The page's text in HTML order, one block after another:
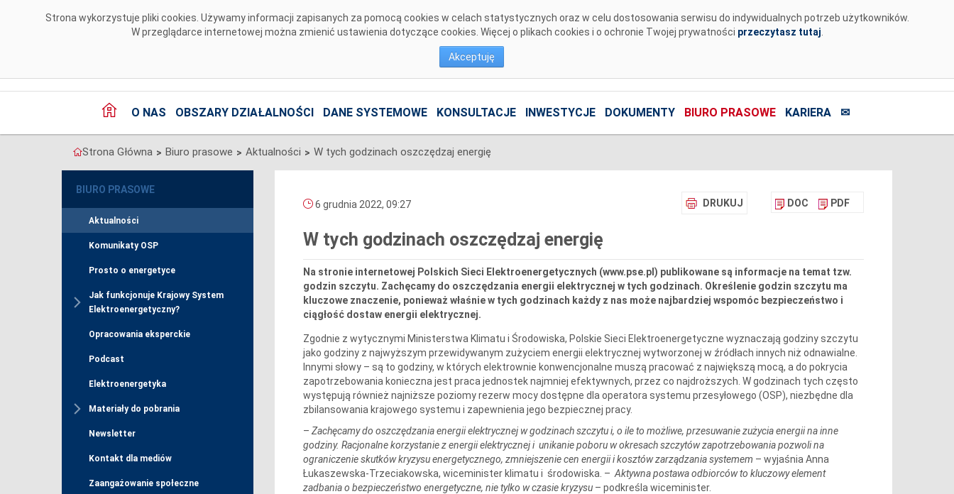
Strona wykorzystuje pliki cookies. Używamy informacji zapisanych za pomocą cookies w celach statystycznych oraz w celu dostosowania serwisu do indywidualnych potrzeb użytkowników.
W przeglądarce internetowej można zmienić ustawienia dotyczące cookies. Więcej o plikach cookies i o ochronie Twojej prywatności przeczytasz tutaj
Akceptuję
O NAS OBSZARY DZIAŁALNOŚCI DANE SYSTEMOWE KONSULTACJE INWESTYCJE DOKUMENTY BIURO PRASOWE KARIERA ✉
Strona Główna > Biuro prasowe > Aktualności > W tych godzinach oszczędzaj energię
BIURO PRASOWE
Aktualności
Komunikaty OSP
Prosto o energetyce
Jak funkcjonuje Krajowy System
Elektroenergetyczny?
Opracowania eksperckie
Podcast
Elektroenergetyka
Materiały do pobrania
Newsletter
Kontakt dla mediów
Zaangażowanie społeczne
DRUKUJ DOC PDF
6 grudnia 2022, 09:27
W tych godzinach oszczędzaj energię
Na stronie internetowej Polskich Sieci Elektroenergetycznych (www.pse.pl) publikowane są informacje na temat tzw.
godzin szczytu. Zachęcamy do oszczędzania energii elektrycznej w tych godzinach. Określenie godzin szczytu ma
kluczowe znaczenie, ponieważ właśnie w tych godzinach każdy z nas może najbardziej wspomóc bezpieczeństwo i
ciągłość dostaw energii elektrycznej.
Zgodnie z wytycznymi Ministerstwa Klimatu i Środowiska, Polskie Sieci Elektroenergetyczne wyznaczają godziny szczytu
jako godziny z najwyższym przewidywanym zużyciem energii elektrycznej wytworzonej w źródłach innych niż odnawialne.
Innymi słowy – są to godziny, w których elektrownie konwencjonalne muszą pracować z największą mocą, a do pokrycia
zapotrzebowania konieczna jest praca jednostek najmniej efektywnych, przez co najdroższych. W godzinach tych często
występują również najniższe poziomy rezerw mocy dostępne dla operatora systemu przesyłowego (OSP), niezbędne dla
zbilansowania krajowego systemu i zapewnienia jego bezpiecznej pracy.
– Zachęcamy do oszczędzania energii elektrycznej w godzinach szczytu i, o ile to możliwe, przesuwanie zużycia energii na inne
godziny. Racjonalne korzystanie z energii elektrycznej i unikanie poboru w okresach szczytów zapotrzebowania pozwoli na
ograniczenie skutków kryzysu energetycznego, zmniejszenie cen energii i kosztów zarządzania systemem – wyjaśnia Anna
Łukaszewska-Trzeciakowska, wiceminister klimatu i środowiska. – Aktywna postawa odbiorców to kluczowy element
zadbania o bezpieczeństwo energetyczne, nie tylko w czasie kryzysu– podkreśla wiceminister.